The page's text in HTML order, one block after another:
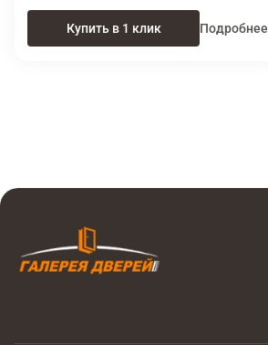
Купить в 1 клик Подробнее